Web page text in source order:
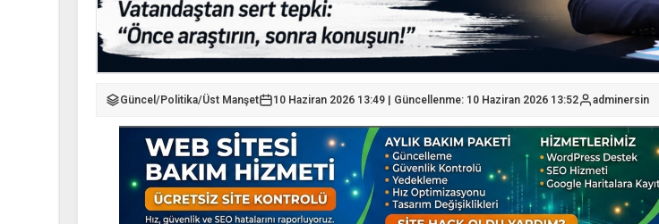
Güncel /Politika/Üst Manşet 10 Haziran 2026 13:49 | Güncellenme: 10 Haziran 2026 13:52 adminersin